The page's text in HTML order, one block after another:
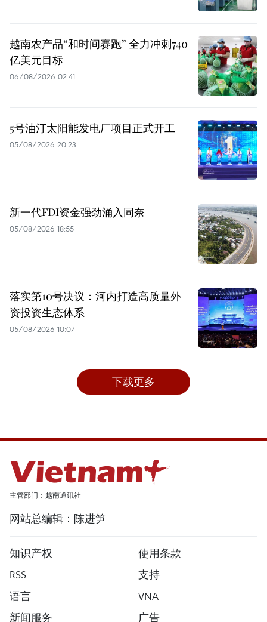
越南农产品“和时间赛跑” 全力冲刺740
亿美元目标
06/08/2026 02:41
5号油汀太阳能发电厂项目正式开工
05/08/2026 20:23
新一代FDI资金强劲涌入同奈
05/08/2026 18:55
落实第10号决议：河内打造高质量外
资投资生态体系
05/08/2026 10:07
下载更多
主管部门：越南通讯社
网站总编辑：陈进笋
知识产权
使用条款
RSS
支持
语言
VNA
新闻服务
广告